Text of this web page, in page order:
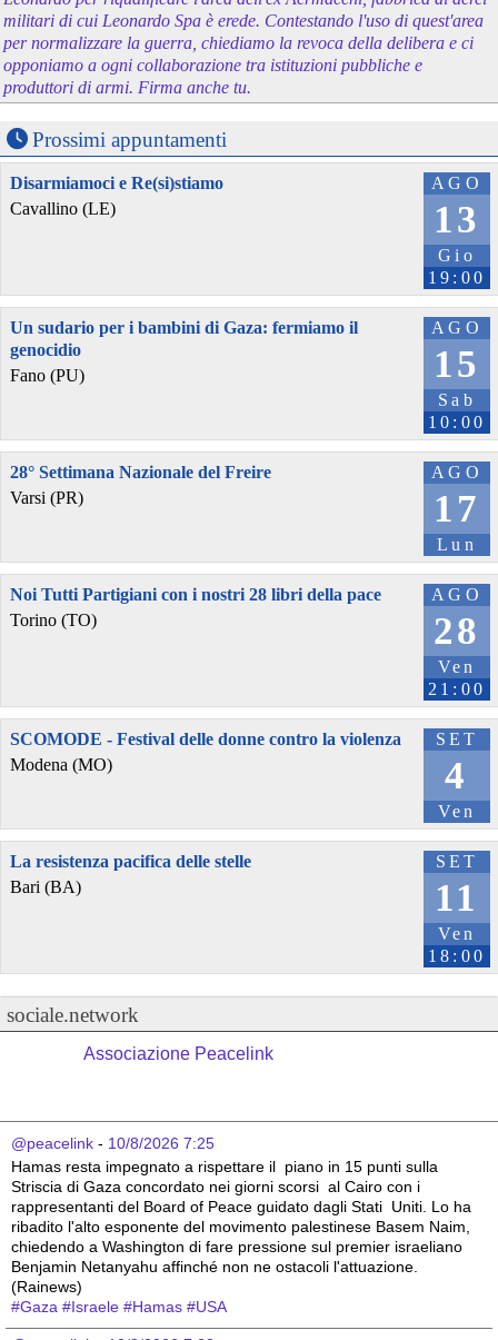
militari di cui Leonardo Spa è erede. Contestando l'uso di quest'area
per normalizzare la guerra, chiediamo la revoca della delibera e ci
opponiamo a ogni collaborazione tra istituzioni pubbliche e
produttori di armi. Firma anche tu.
Prossimi appuntamenti
AGO
13
Gio
19:00
Disarmiamoci e Re(si)stiamo
Cavallino (LE)
AGO
15
Sab
10:00
Un sudario per i bambini di Gaza: fermiamo il
genocidio
Fano (PU)
AGO
17
Lun
28° Settimana Nazionale del Freire
Varsi (PR)
AGO
28
Ven
21:00
Noi Tutti Partigiani con i nostri 28 libri della pace
Torino (TO)
SET
4
Ven
SCOMODE - Festival delle donne contro la violenza
Modena (MO)
SET
11
Ven
18:00
La resistenza pacifica delle stelle
Bari (BA)
sociale.network
Associazione Peacelink
@peacelink - 10/8/2026 7:25
Hamas resta impegnato a rispettare il  piano in 15 punti sulla
Striscia di Gaza concordato nei giorni scorsi  al Cairo con i
rappresentanti del Board of Peace guidato dagli Stati  Uniti. Lo ha
ribadito l'alto esponente del movimento palestinese Basem Naim,
chiedendo a Washington di fare pressione sul premier israeliano
Benjamin Netanyahu affinché non ne ostacoli l'attuazione.
(Rainews)
#Gaza #Israele #Hamas #USA